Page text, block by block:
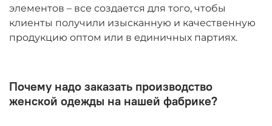
элементов – все создается для того, чтобы
клиенты получили изысканную и качественную
продукцию оптом или в единичных партиях.
Почему надо заказать производство
женской одежды на нашей фабрике?